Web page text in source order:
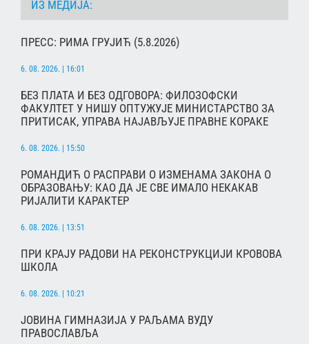
ИЗ МЕДИЈА:
ПРЕСС: РИМА ГРУЈИЋ (5.8.2026)
6. 08. 2026. | 16:01
БЕЗ ПЛАТА И БЕЗ ОДГОВОРА: ФИЛОЗОФСКИ
ФАКУЛТЕТ У НИШУ ОПТУЖУЈЕ МИНИСТАРСТВО ЗА
ПРИТИСАК, УПРАВА НАЈАВЉУЈЕ ПРАВНЕ КОРАКЕ
6. 08. 2026. | 15:50
РОМАНДИЋ О РАСПРАВИ О ИЗМЕНАМА ЗАКОНА О
ОБРАЗОВАЊУ: КАО ДА ЈЕ СВЕ ИМАЛО НЕКАКАВ
РИЈАЛИТИ КАРАКТЕР
6. 08. 2026. | 13:51
ПРИ КРАЈУ РАДОВИ НА РЕКОНСТРУКЦИЈИ КРОВОВА
ШКОЛА
6. 08. 2026. | 10:21
ЈОВИНА ГИМНАЗИЈА У РАЉАМА ВУДУ
ПРАВОСЛАВЉА